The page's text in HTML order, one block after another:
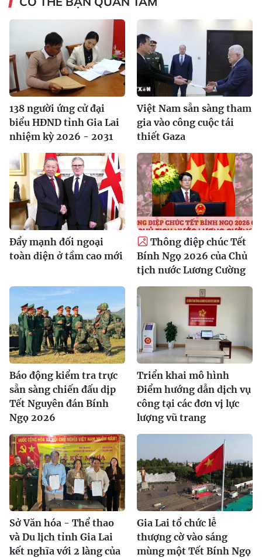
138 người ứng cử đại
biểu HĐND tỉnh Gia Lai
nhiệm kỳ 2026 - 2031
Việt Nam sẵn sàng tham
gia vào công cuộc tái
thiết Gaza
Đẩy mạnh đối ngoại
toàn diện ở tầm cao mới
Thông điệp chúc Tết
Bính Ngọ 2026 của Chủ
tịch nước Lương Cường
Báo động kiểm tra trực
sẵn sàng chiến đấu dịp
Tết Nguyên đán Bính
Ngọ 2026
Triển khai mô hình
Điểm hướng dẫn dịch vụ
công tại các đơn vị lực
lượng vũ trang
Sở Văn hóa - Thể thao
và Du lịch tỉnh Gia Lai
kết nghĩa với 2 làng của
Gia Lai tổ chức lễ
thượng cờ vào sáng
mùng một Tết Bính Ngọ